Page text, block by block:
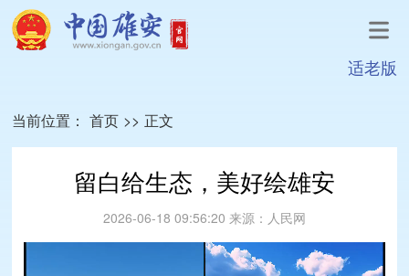
适老版
当前位置： 首页 >> 正文
留白给生态，美好绘雄安
2026-06-18 09:56:20 来源： 人民网